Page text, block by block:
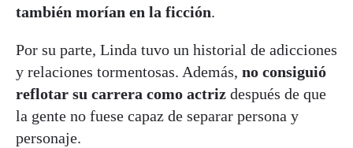
también morían en la ficción.
Por su parte, Linda tuvo un historial de adicciones
y relaciones tormentosas. Además, no consiguió
reflotar su carrera como actriz después de que
la gente no fuese capaz de separar persona y
personaje.